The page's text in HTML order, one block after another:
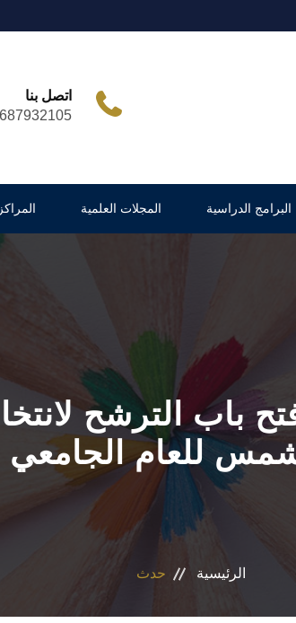
اتصل بنا
البرامج الدراسية المجلات العلمية
باب الترشح
للعام الجامعي
الرئيسية حدث